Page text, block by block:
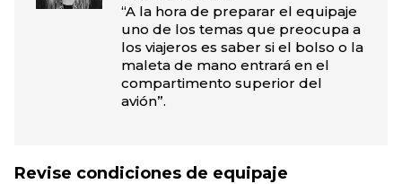
“A la hora de preparar el equipaje
uno de los temas que preocupa a
los viajeros es saber si el bolso o la
maleta de mano entrará en el
compartimento superior del
avión”.
Revise condiciones de equipaje